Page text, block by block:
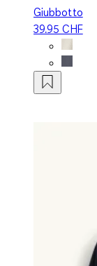
Giubbotto
39.95 CHF